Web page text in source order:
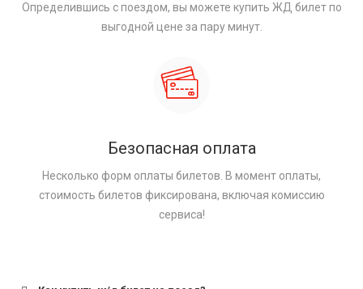
Определившись с поездом, вы можете купить ЖД билет по
выгодной цене за пару минут.
Безопасная оплата
Несколько форм оплаты билетов. В момент оплаты,
стоимость билетов фиксирована, включая комиссию
сервиса!